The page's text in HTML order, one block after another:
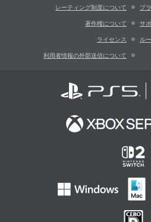
レーティング制度について プ
著作権について サ
ライセンス ル
利用者情報の外部送信について